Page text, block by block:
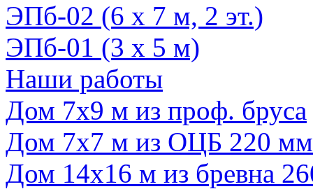
ЭПб-02 (6 х 7 м, 2 эт.)
ЭПб-01 (3 х 5 м)
Наши работы
Дом 7х9 м из проф. бруса
Дом 7х7 м из ОЦБ 220 мм
Дом 14х16 м из бревна